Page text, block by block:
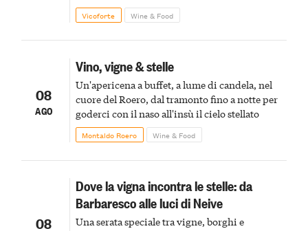
Vicoforte Wine & Food
08
AGO
Vino, vigne & stelle
Un'apericena a buffet, a lume di candela, nel
cuore del Roero, dal tramonto fino a notte per
goderci con il naso all'insù il cielo stellato
Montaldo Roero Wine & Food
08
Dove la vigna incontra le stelle: da
Barbaresco alle luci di Neive
Una serata speciale tra vigne, borghi e